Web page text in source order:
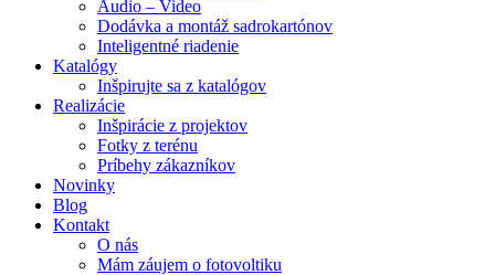
Audio – Video
Dodávka a montáž sadrokartónov
Inteligentné riadenie
Katalógy
Inšpirujte sa z katalógov
Realizácie
Inšpirácie z projektov
Fotky z terénu
Príbehy zákazníkov
Novinky
Blog
Kontakt
O nás
Mám záujem o fotovoltiku